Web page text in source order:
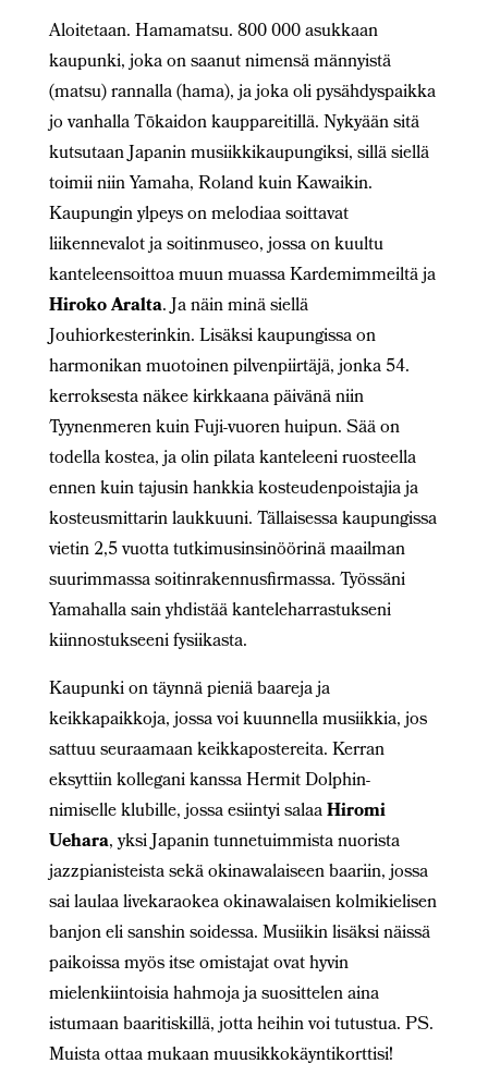
Aloitetaan. Hamamatsu. 800 000 asukkaan
kaupunki, joka on saanut nimensä männyistä
(matsu) rannalla (hama), ja joka oli pysähdyspaikka
jo vanhalla Tōkaidon kauppareitillä. Nykyään sitä
kutsutaan Japanin musiikkikaupungiksi, sillä siellä
toimii niin Yamaha, Roland kuin Kawaikin.
Kaupungin ylpeys on melodiaa soittavat
liikennevalot ja soitinmuseo, jossa on kuultu
kanteleensoittoa muun muassa Kardemimmeiltä ja
Hiroko Aralta. Ja näin minä siellä
Jouhiorkesterinkin. Lisäksi kaupungissa on
harmonikan muotoinen pilvenpiirtäjä, jonka 54.
kerroksesta näkee kirkkaana päivänä niin
Tyynenmeren kuin Fuji-vuoren huipun. Sää on
todella kostea, ja olin pilata kanteleeni ruosteella
ennen kuin tajusin hankkia kosteudenpoistajia ja
kosteusmittarin laukkuuni. Tällaisessa kaupungissa
vietin 2,5 vuotta tutkimusinsinöörinä maailman
suurimmassa soitinrakennusfirmassa. Työssäni
Yamahalla sain yhdistää kanteleharrastukseni
kiinnostukseeni fysiikasta.
Kaupunki on täynnä pieniä baareja ja
keikkapaikkoja, jossa voi kuunnella musiikkia, jos
sattuu seuraamaan keikkapostereita. Kerran
eksyttiin kollegani kanssa Hermit Dolphin-
nimiselle klubille, jossa esiintyi salaaHiromi
Uehara, yksi Japanin tunnetuimmista nuorista
jazzpianisteista sekä okinawalaiseen baariin, jossa
sai laulaa livekaraokea okinawalaisen kolmikielisen
banjon eli sanshin soidessa. Musiikin lisäksi näissä
paikoissa myös itse omistajat ovat hyvin
mielenkiintoisia hahmoja ja suosittelen aina
istumaan baaritiskillä, jotta heihin voi tutustua. PS.
Muista ottaa mukaan muusikkokäyntikorttisi!